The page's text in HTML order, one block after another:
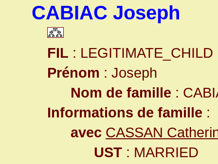
CABIAC Joseph
FIL : LEGITIMATE_CHILD
Prénom : Joseph
Nom de famille :
Informations de famille :
avec CASSAN
UST : MARRIED